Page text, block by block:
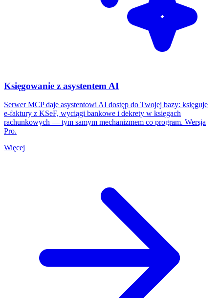
Księgowanie z asystentem AI
Serwer MCP daje asystentowi AI dostęp do Twojej bazy: księguje
e-faktury z KSeF, wyciągi bankowe i dekrety w księgach
rachunkowych — tym samym mechanizmem co program. Wersja
Pro.
Więcej